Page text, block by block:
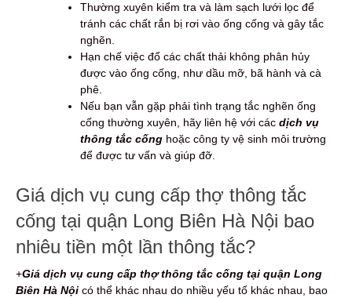
Thường xuyên kiểm tra và làm sạch lưới lọc để
tránh các chất rắn bị rơi vào ống cống và gây tắc
nghẽn.
Hạn chế việc đổ các chất thải không phân hủy
được vào ống cống, như dầu mỡ, bã hành và cà
phê.
Nếu bạn vẫn gặp phải tình trạng tắc nghẽn ống
cống thường xuyên, hãy liên hệ với các dịch vụ
thông tắc cống hoặc công ty vệ sinh môi trường
để được tư vấn và giúp đỡ.
Giá dịch vụ cung cấp thợ thông tắc
cống tại quận Long Biên Hà Nội bao
nhiêu tiền một lần thông tắc?
+Giá dịch vụ cung cấp thợ thông tắc cống tại quận Long
Biên Hà Nội có thể khác nhau do nhiều yếu tố khác nhau, bao